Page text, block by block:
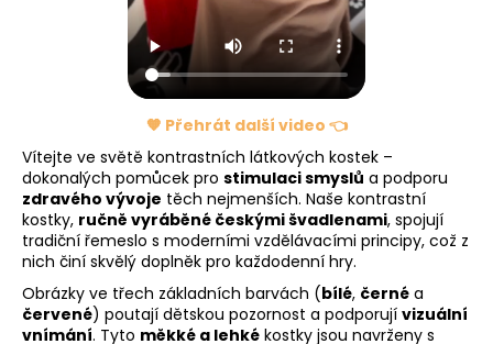
🧡 Přehrát další video 👈
Vítejte ve světě kontrastních látkových kostek –
dokonalých pomůcek pro stimulaci smyslů a podporu
zdravého vývoje těch nejmenších. Naše kontrastní
kostky, ručně vyráběné českými švadlenami, spojují
tradiční řemeslo s moderními vzdělávacími principy, což z
nich činí skvělý doplněk pro každodenní hry.
Obrázky ve třech základních barvách (bílé, černé a
červené) poutají dětskou pozornost a podporují vizuální
vnímání. Tyto měkké a lehké kostky jsou navrženy s
?
HLEDAT